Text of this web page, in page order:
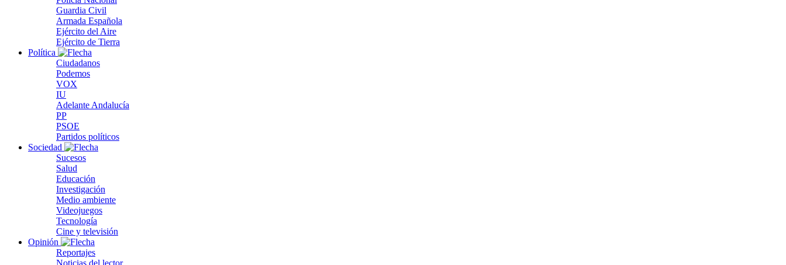
Guardia Civil
Armada Española
Ejército del Aire
Ejército de Tierra
Política
Ciudadanos
Podemos
VOX
IU
Adelante Andalucía
PP
PSOE
Partidos políticos
Sociedad
Sucesos
Salud
Educación
Investigación
Medio ambiente
Videojuegos
Tecnología
Cine y televisión
Opinión
Reportajes